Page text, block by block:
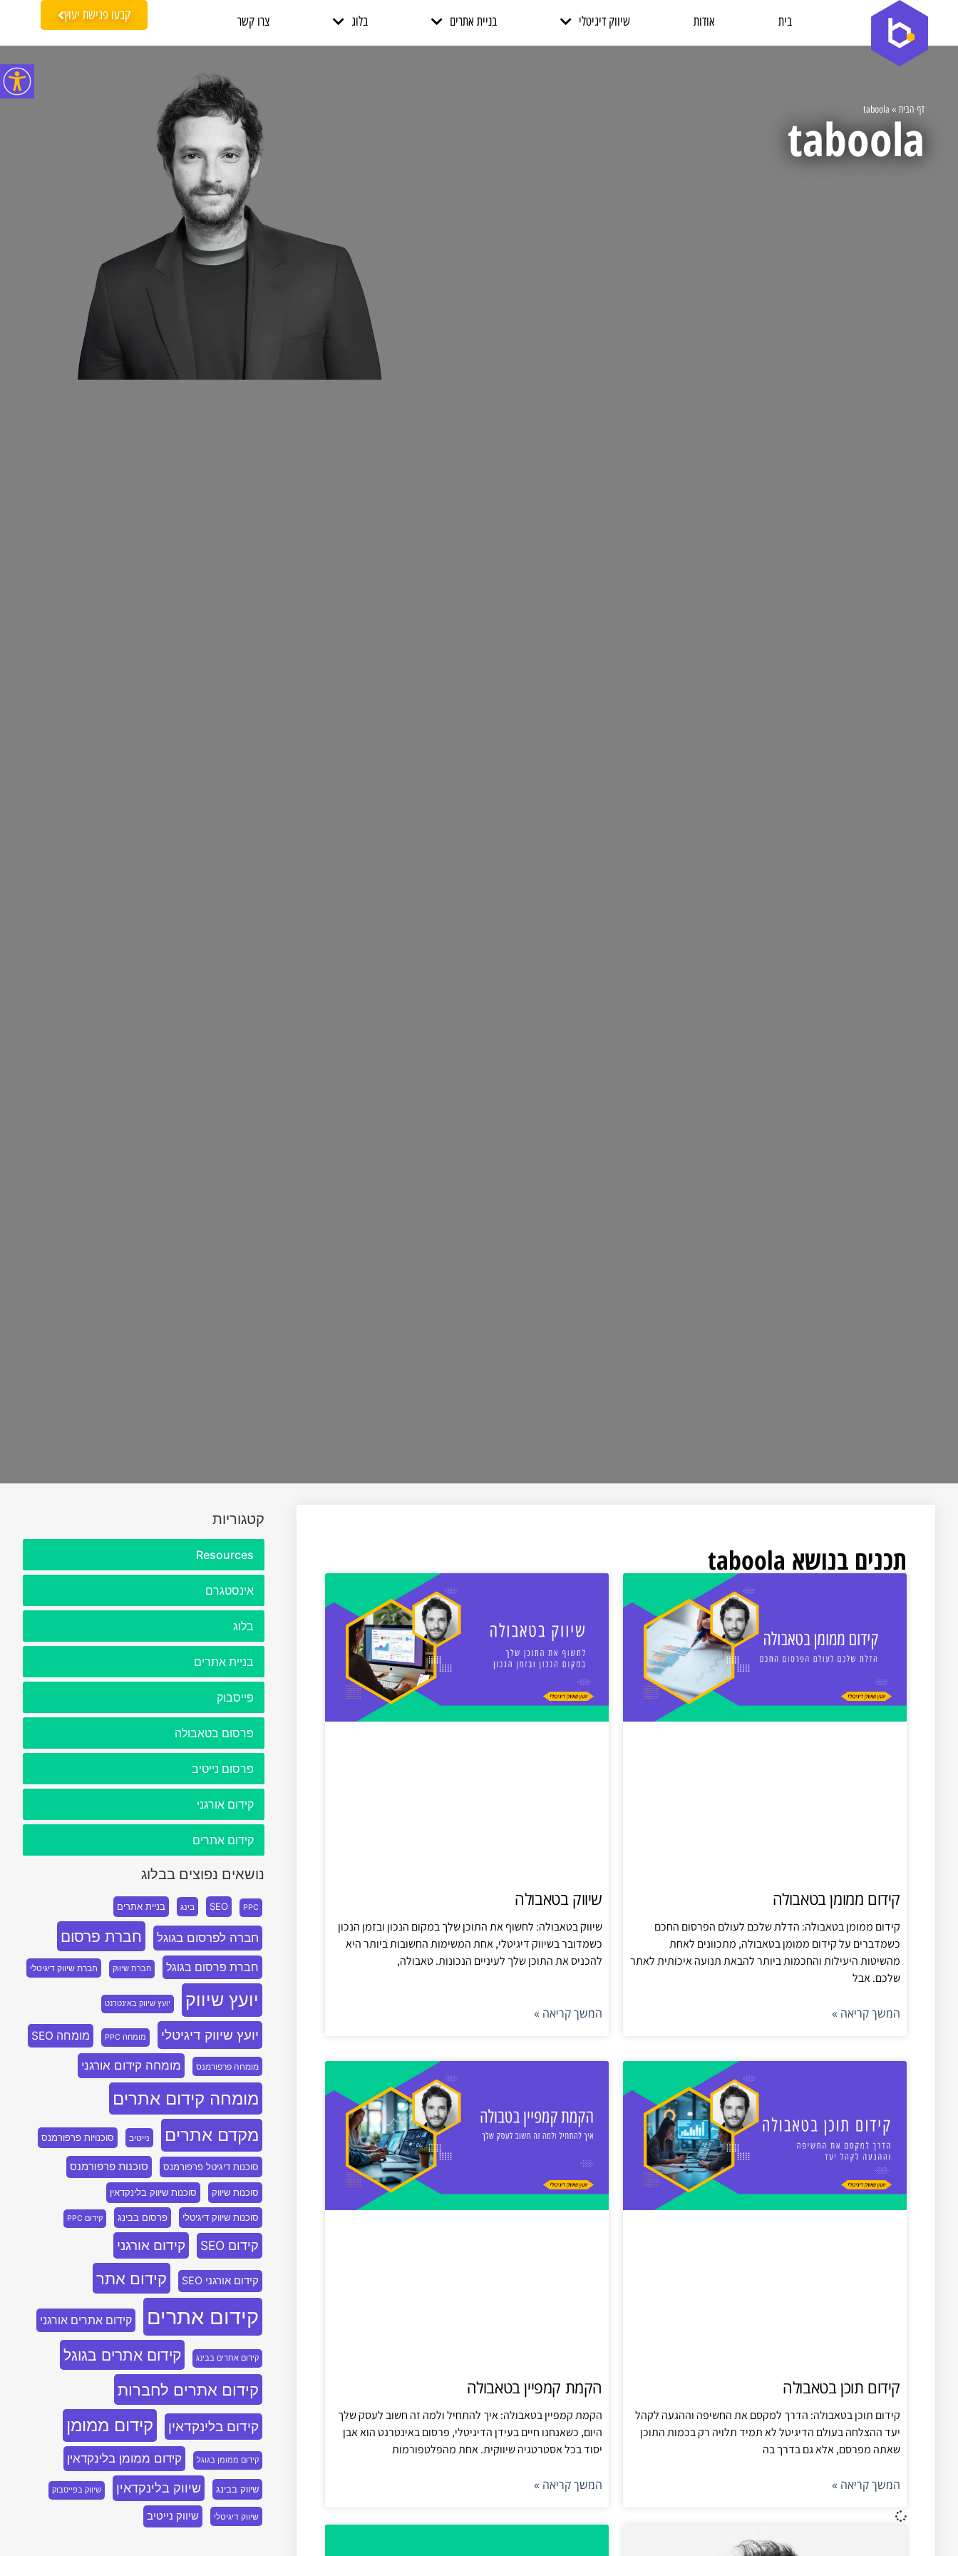
בית אודות שיווק דיגיטלי בניית אתרים בלוג צרו קשר קבעו פגישת יעוץ
דף הבית »
taboola
taboola
תכנים בנושא taboola
קידום ממומן בטאבולה
קידום ממומן בטאבולה: הדלת שלכם לעולם הפרסום החכם
כשמדברים על קידום ממומן בטאבולה, מתכוונים לאחת
מהשיטות היעילות והחכמות ביותר להבאת תנועה איכותית לאתר
שלכם. אבל
המשך קריאה »
שיווק בטאבולה
שיווק בטאבולה: לחשוף את התוכן שלך במקום הנכון ובזמן הנכון
כשמדובר בשיווק דיגיטלי, אחת המשימות החשובות ביותר היא
להכניס את התוכן שלך לעיניים הנכונות. טאבולה,
המשך קריאה »
קידום תוכן בטאבולה
קידום תוכן בטאבולה: הדרך למקסם את החשיפה וההגעה לקהל
יעד ההצלחה בעולם הדיגיטל לא תמיד תלויה רק בכמות התוכן
שאתה מפרסם, אלא גם בדרך בה
המשך קריאה »
הקמת קמפיין בטאבולה
הקמת קמפיין בטאבולה: איך להתחיל ולמה זה חשוב לעסק שלך
היום, כשאנחנו חיים בעידן הדיגיטלי, פרסום באינטרנט הוא אבן
יסוד בכל אסטרטגיה שיווקית. אחת מהפלטפורמות
המשך קריאה »
קטגוריות
Resources
אינסטגרם
בלוג
בניית אתרים
פייסבוק
פרסום בטאבולה
פרסום נייטיב
קידום אורגני
קידום אתרים
נושאים נפוצים בבלוג
PPC
SEO בינג בניית אתרים
חברה לפרסום בגוגל חברת פרסום
חברת פרסום בגוגל חברת שיווק חברת שיווק דיגיטלי
יועץ שיווק יועץ שיווק באינטרנט
יועץ שיווק דיגיטלי מומחה PPC מומחה SEO
מומחה פרפורמנס מומחה קידום אורגני
מומחה קידום אתרים
מקדם אתרים
נייטיב סוכנויות פרפורמנס
סוכנות דיגיטל פרפורמנס סוכנות פרפורמנס
סוכנות שיווק סוכנות שיווק בלינקדאין
סוכנות שיווק דיגיטלי פרסום בבינג קידום PPC
קידום SEO קידום אורגני
קידום אורגני SEO קידום אתר
קידום אתרים קידום אתרים אורגני
קידום אתרים בבינג קידום אתרים בגוגל
קידום אתרים לחברות
קידום בלינקדאין קידום ממומן
קידום ממומן בגוגל קידום ממומן בלינקדאין
שיווק בבינג שיווק בלינקדאין שיווק בפייסבוק
שיווק דיגיטלי שיווק נייטיב